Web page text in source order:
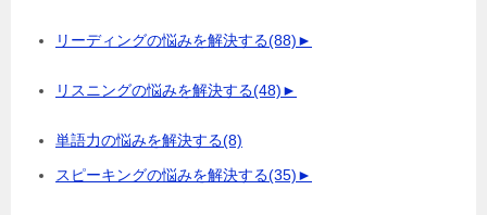
リーディングの悩みを解決する(88)►
リスニングの悩みを解決する(48)►
単語力の悩みを解決する(8)
スピーキングの悩みを解決する(35)►